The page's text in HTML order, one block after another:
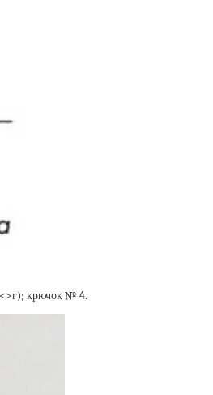
<>г); крючок № 4.